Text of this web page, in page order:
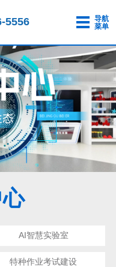
5556
导航
菜单
AI智慧实验室
特种作业考试建设